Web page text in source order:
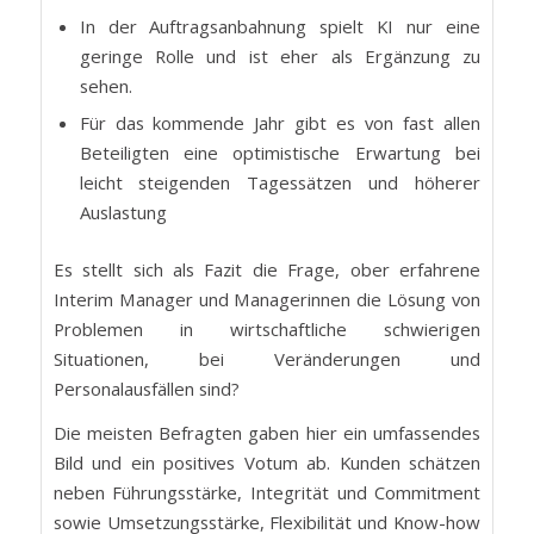
In der Auftragsanbahnung spielt KI nur eine
geringe Rolle und ist eher als Ergänzung zu
sehen.
Für das kommende Jahr gibt es von fast allen
Beteiligten eine optimistische Erwartung bei
leicht steigenden Tagessätzen und höherer
Auslastung
Es stellt sich als Fazit die Frage, ober erfahrene
Interim Manager und Managerinnen die Lösung von
Problemen in wirtschaftliche schwierigen
Situationen, bei Veränderungen und
Personalausfällen sind?
Die meisten Befragten gaben hier ein umfassendes
Bild und ein positives Votum ab. Kunden schätzen
neben Führungsstärke, Integrität und Commitment
sowie Umsetzungsstärke, Flexibilität und Know-how